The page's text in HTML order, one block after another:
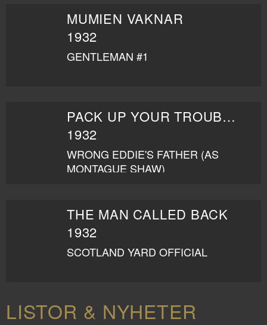
MUMIEN VAKNAR
1932
GENTLEMAN #1
PACK UP YOUR TROUBLES
1932
WRONG EDDIE'S FATHER (AS
MONTAGUE SHAW)
THE MAN CALLED BACK
1932
SCOTLAND YARD OFFICIAL
LISTOR & NYHETER